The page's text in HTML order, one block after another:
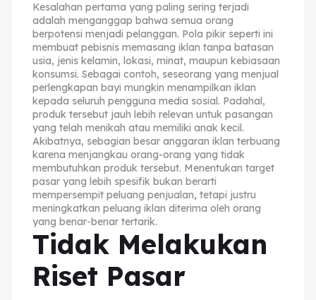
Kesalahan pertama yang paling sering terjadi
adalah menganggap bahwa semua orang
berpotensi menjadi pelanggan. Pola pikir seperti ini
membuat pebisnis memasang iklan tanpa batasan
usia, jenis kelamin, lokasi, minat, maupun kebiasaan
konsumsi. Sebagai contoh, seseorang yang menjual
perlengkapan bayi mungkin menampilkan iklan
kepada seluruh pengguna media sosial. Padahal,
produk tersebut jauh lebih relevan untuk pasangan
yang telah menikah atau memiliki anak kecil.
Akibatnya, sebagian besar anggaran iklan terbuang
karena menjangkau orang-orang yang tidak
membutuhkan produk tersebut. Menentukan target
pasar yang lebih spesifik bukan berarti
mempersempit peluang penjualan, tetapi justru
meningkatkan peluang iklan diterima oleh orang
yang benar-benar tertarik.
Tidak Melakukan
Riset Pasar